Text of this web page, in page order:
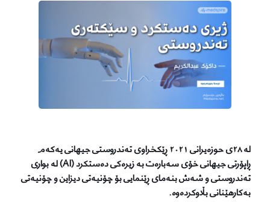
لە ٢٨ی حوزەیرانی ٢٠٢١ ڕێکخراوی تەندروستی جیهانی یەکەم
ڕاپۆرتی جیهانی خۆی سەبارەت بە زیرەکی دەستکرد (AI) لە بواری
تەندروستی و شەش بنەمای ڕێنمایی بۆ چۆنیەتی دیزاین و چۆنیەتی
بەکارهێنانی بڵاوکردەوە.